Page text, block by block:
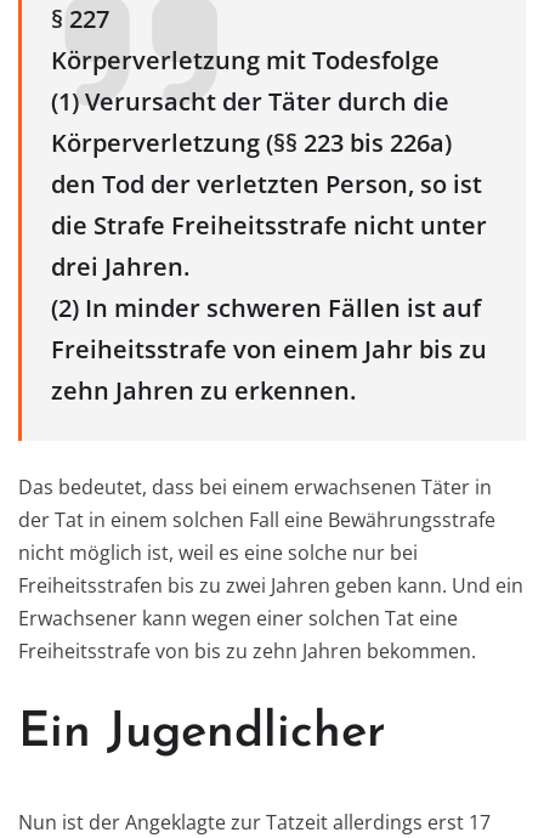
§ 227
Körperverletzung mit Todesfolge
(1) Verursacht der Täter durch die
Körperverletzung (§§ 223 bis 226a)
den Tod der verletzten Person, so ist
die Strafe Freiheitsstrafe nicht unter
drei Jahren.
(2) In minder schweren Fällen ist auf
Freiheitsstrafe von einem Jahr bis zu
zehn Jahren zu erkennen.
Das bedeutet, dass bei einem erwachsenen Täter in
der Tat in einem solchen Fall eine Bewährungsstrafe
nicht möglich ist, weil es eine solche nur bei
Freiheitsstrafen bis zu zwei Jahren geben kann. Und ein
Erwachsener kann wegen einer solchen Tat eine
Freiheitsstrafe von bis zu zehn Jahren bekommen.
Ein Jugendlicher
Nun ist der Angeklagte zur Tatzeit allerdings erst 17